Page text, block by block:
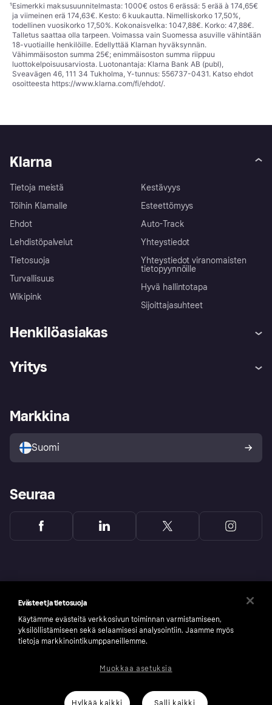
¹Esimerkki maksusuunnitelmasta: 1000€ ostos 6 erässä: 5 erää à 174,65€
ja viimeinen erä 174,63€. Kesto: 6 kuukautta. Nimelliskorko 17,50%,
todellinen vuosikorko 17,50%. Kokonaisvelka: 1047,88€. Korko: 47,88€.
Talletus saattaa olla tarpeen. Voimassa vain Suomessa asuville vähintään
18-vuotiaille henkilöille. Edellyttää Klarnan hyväksynnän.
Vähimmäisoston summa 25€; enimmäisoston summa riippuu
luottokelpoisuusarviosta. Luotonantaja: Klarna Bank AB (publ),
Sveavägen 46, 111 34 Tukholma, Y-tunnus: 556737-0431. Katso ehdot
osoitteesta https://www.klarna.com/fi/ehdot/.
Klarna
Tietoja meistä
Töihin Klarnalle
Ehdot
Lehdistöpalvelut
Tietosuoja
Turvallisuus
Wikipink
Kestävyys
Esteettömyys
Auto-Track
Yhteystiedot
Yhteystiedot viranomaisten
tietopyynnöille
Hyvä hallintotapa
Sijoittajasuhteet
Henkilöasiakas
Kirjaudu sisään
Tutustu kauppoihin
Ostajan turva
Yritys
Kirjaudu sisään yrityksenä
Markkina
Suomi
Seuraa
number: 556737-0431
Evästeet ja tietosuoja
Käytämme evästeitä verkkosivun toiminnan varmistamiseen,
yksilöllistämiseen sekä selaamisesi analysointiin. Jaamme myös
tietoja markkinointikumppaneillemme.
Hylkää kaikki Salli kaikki
Muokkaa asetuksia